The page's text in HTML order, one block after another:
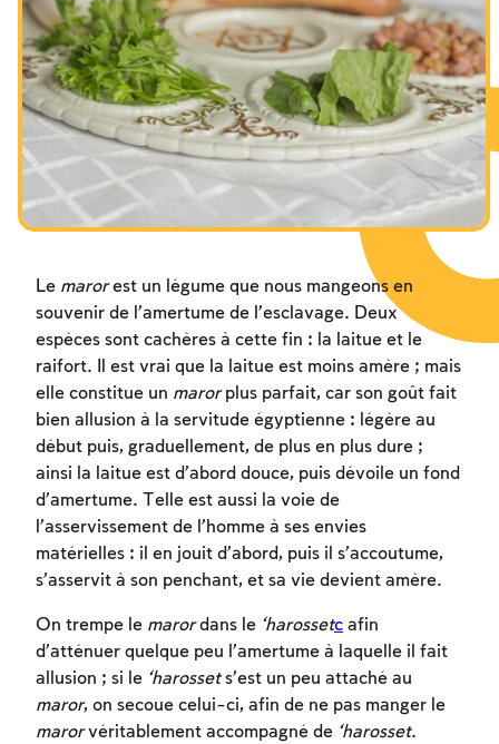
Les jeûnes liés à la destruction du Temple
Hanouca
Pourim
Le marorest un légume que nous mangeons en
souvenir de l’amertume de l’esclavage. Deux
espèces sont cachères à cette fin : la laitue et le
raifort. Il est vrai que la laitue est moins amère ; mais
elle constitue un marorplus parfait, car son goût fait
bien allusion à la servitude égyptienne : légère au
début puis, graduellement, de plus en plus dure ;
ainsi la laitue est d’abord douce, puis dévoile un fond
d’amertume. Telle est aussi la voie de
l’asservissement de l’homme à ses envies
matérielles : il en jouit d’abord, puis il s’accoutume,
s’asservit à son penchant, et sa vie devient amère.
On trempe le marordans le ‘harossetc afin
d’atténuer quelque peu l’amertume à laquelle il fait
allusion ; si le ‘harossets’est un peu attaché au
maror, on secoue celui-ci, afin de ne pas manger le
marorvéritablement accompagné de ‘harosset.